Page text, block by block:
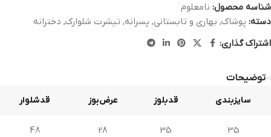
شناسه محصول: نامعلوم
دسته: پوشاک, بهاری و تابستانی, پسرانه, تیشرت شلوارک, دخترانه
اشتراک گذاری:
توضیحات
سایزبندی قدبلوز عرض‌بوز قدشلوار
35
35
28
48